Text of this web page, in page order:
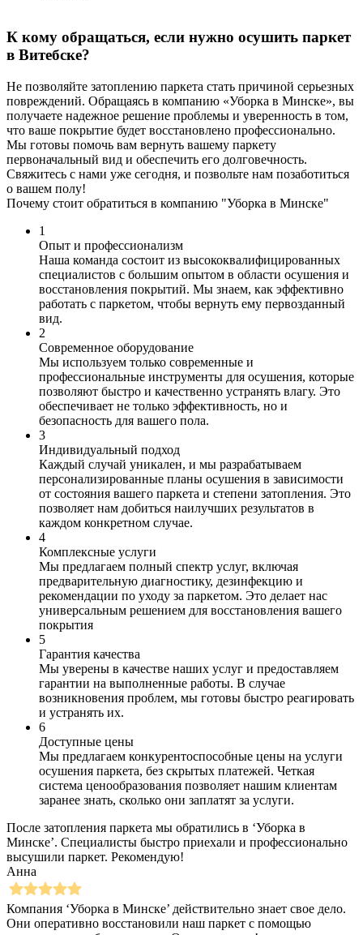
К кому обращаться, если нужно осушить паркет
в Витебске?
Не позволяйте затоплению паркета стать причиной серьезных
повреждений. Обращаясь в компанию «Уборка в Минске», вы
получаете надежное решение проблемы и уверенность в том,
что ваше покрытие будет восстановлено профессионально.
Мы готовы помочь вам вернуть вашему паркету
первоначальный вид и обеспечить его долговечность.
Свяжитесь с нами уже сегодня, и позвольте нам позаботиться
о вашем полу!
Почему стоит обратиться в компанию "Уборка в Минске"
1
Опыт и профессионализм
Наша команда состоит из высококвалифицированных
специалистов с большим опытом в области осушения и
восстановления покрытий. Мы знаем, как эффективно
работать с паркетом, чтобы вернуть ему первозданный
вид.
2
Современное оборудование
Мы используем только современные и
профессиональные инструменты для осушения, которые
позволяют быстро и качественно устранять влагу. Это
обеспечивает не только эффективность, но и
безопасность для вашего пола.
3
Индивидуальный подход
Каждый случай уникален, и мы разрабатываем
персонализированные планы осушения в зависимости
от состояния вашего паркета и степени затопления. Это
позволяет нам добиться наилучших результатов в
каждом конкретном случае.
4
Комплексные услуги
Мы предлагаем полный спектр услуг, включая
предварительную диагностику, дезинфекцию и
рекомендации по уходу за паркетом. Это делает нас
универсальным решением для восстановления вашего
покрытия
5
Гарантия качества
Мы уверены в качестве наших услуг и предоставляем
гарантии на выполненные работы. В случае
возникновения проблем, мы готовы быстро реагировать
и устранять их.
6
Доступные цены
Мы предлагаем конкурентоспособные цены на услуги
осушения паркета, без скрытых платежей. Четкая
система ценообразования позволяет нашим клиентам
заранее знать, сколько они заплатят за услуги.
После затопления паркета мы обратились в ‘Уборка в
Минске’. Специалисты быстро приехали и профессионально
высушили паркет. Рекомендую!
Анна
Компания ‘Уборка в Минске’ действительно знает свое дело.
Они оперативно восстановили наш паркет с помощью